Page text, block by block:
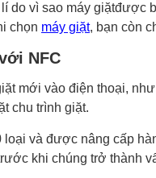
do vì sao máy giặtđược
chọn máy giặt, bạn còn
NFC
mới vào điện thoại,
chu trình giặt.
và được nâng cấp
khi chúng trở thành